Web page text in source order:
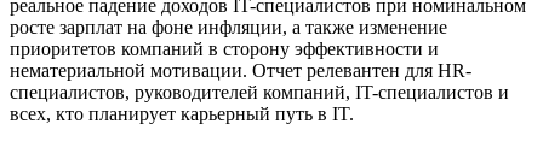
реальное падение доходов IT-специалистов при номинальном
росте зарплат на фоне инфляции, а также изменение
приоритетов компаний в сторону эффективности и
нематериальной мотивации. Отчет релевантен для HR-
специалистов, руководителей компаний, IT-специалистов и
всех, кто планирует карьерный путь в IT.